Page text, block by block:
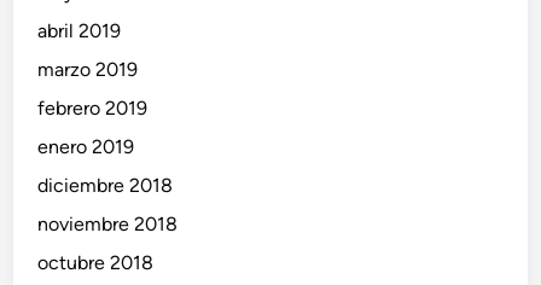
abril 2019
marzo 2019
febrero 2019
enero 2019
diciembre 2018
noviembre 2018
octubre 2018